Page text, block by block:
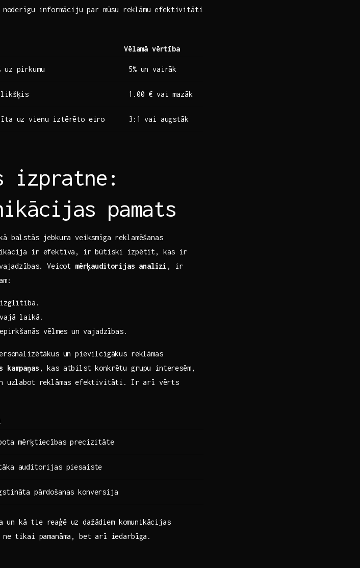
informāciju par mūsu ⁣reklāmu⁤ efektivitāti
Vēlamā vērtība
uz pirkumu 5% un ‍vairāk
1.00 € vai mazāk
uz vienu iztērēto eiro 3:1 vai augstāk
izpratne:
pamats
jebkura veiksmīga reklamēšanas‌
ir efektīva, ir būtiski izpētīt, kas ir
Veicot mērķauditorijas⁢ analīzi , ir
‍izglītība.
laikā.
vēlmes ⁤un vajadzības.
un pievilcīgākus reklāmas
kampaņas , kas atbilst konkrētu grupu ‍interesēm,
uzlabot reklāmas efektivitāti. Ir arī vērts
⁤mērķtiecības precizitāte
auditorijas piesaiste
pārdošanas konversija
kā tie ⁤reaģē uz dažādiem komunikācijas
‌tikai ‌pamanāma, bet arī iedarbīga.